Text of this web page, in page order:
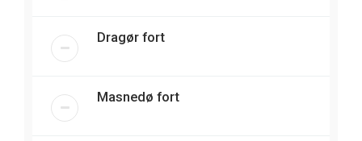
Dragør fort
Masnedø fort